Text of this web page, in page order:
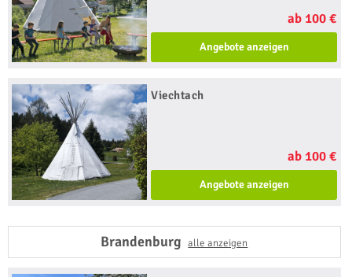
ab 100 €
Angebote anzeigen
Viechtach
ab 100 €
Angebote anzeigen
Brandenburgalle anzeigen